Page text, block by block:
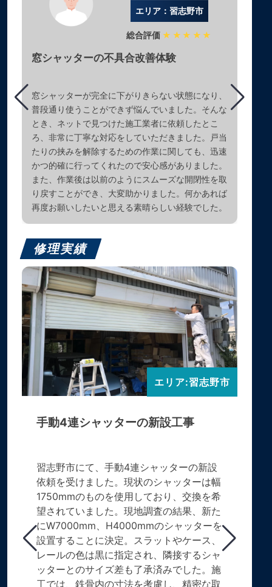
エリア：習志野市
総合評価 ★★★★★
窓シャッターの不具合改善体験
窓シャッターが完全に下がりきらない状態になり、
普段通り使うことができず悩んでいました。そんな
とき、ネットで見つけた施工業者に依頼したとこ
ろ、非常に丁寧な対応をしていただきました。戸当
たりの挟みを解除するための作業に関しても、迅速
かつ的確に行ってくれたので安心感がありました。
また、作業後は以前のようにスムーズな開閉性を取
り戻すことができ、大変助かりました。何かあれば
再度お願いしたいと思える素晴らしい経験でした。
修理実績
エリア:習志野市
手動4連シャッターの新設工事
習志野市にて、手動4連シャッターの新設
依頼を受けました。現状のシャッターは幅
1750mmのものを使用しており、交換を希
望されていました。現地調査の結果、新た
にW7000mm、H4000mmのシャッターを
設置することに決定。スラットやケース、
レールの色は黒に指定され、隣接するシャ
ッターとのサイズ差も了承済みでした。施
工では、鉄骨内の寸法を考慮し、精密な取